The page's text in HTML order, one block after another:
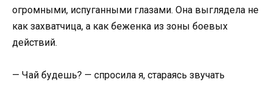
огромными, испуганными глазами. Она выглядела не
как захватчица, а как беженка из зоны боевых
действий.
— Чай будешь? — спросила я, стараясь звучать